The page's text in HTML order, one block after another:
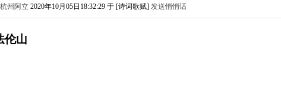
杭州阿立 2020年10月05日18:32:29 于 [诗词歌赋] 发送悄悄话
伦山